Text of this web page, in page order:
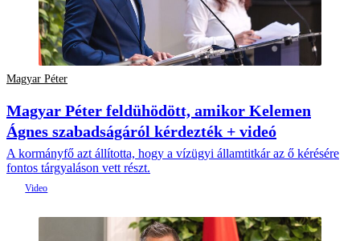
Magyar Péter
Magyar Péter feldühödött, amikor Kelemen
Ágnes szabadságáról kérdezték + videó
A kormányfő azt állította, hogy a vízügyi államtitkár az ő kérésére
fontos tárgyaláson vett részt.